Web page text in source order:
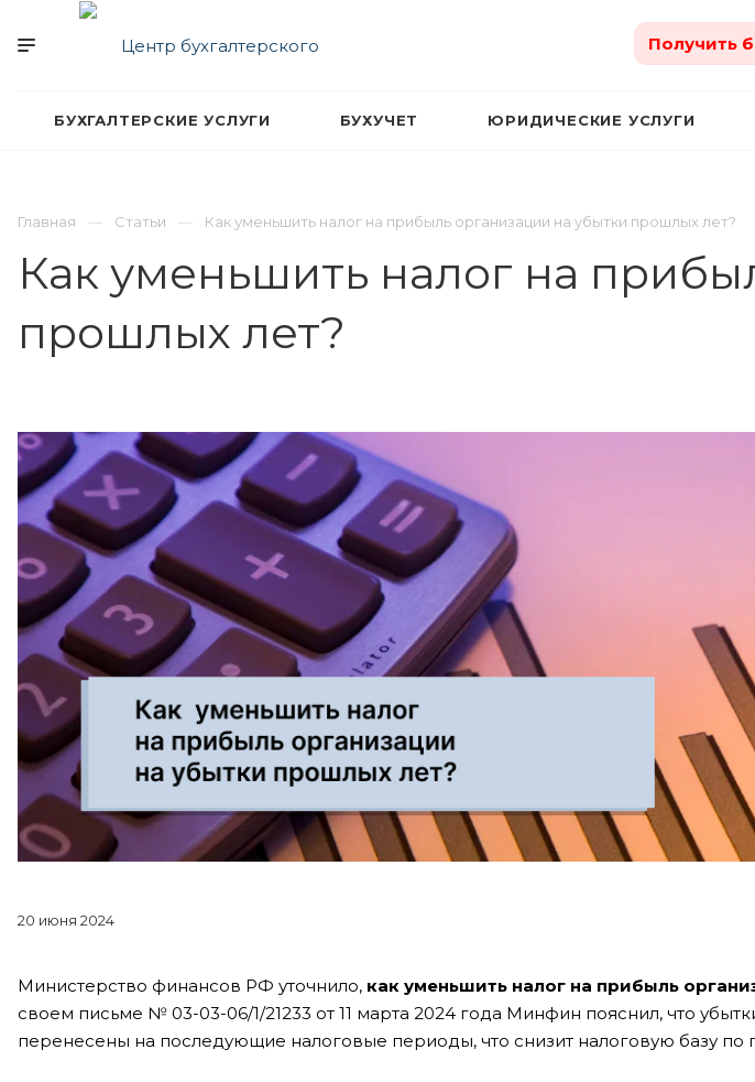
Получить
БУХГАЛТЕРСКИЕ УСЛУГИ БУХУЧЕТ ЮРИДИЧЕСКИЕ УСЛУГИ
Главная Статьи Как уменьшить налог на прибыль организации на убытки прошлых лет?
Как уменьшить налог на
прошлых лет?
20 июня 2024
Министерство финансов РФ уточнило, как уменьшить налог на прибыль
своем письме № 03-03-06/1/21233 от 11 марта 2024 года Минфин пояснил, что
перенесены на последующие налоговые периоды, что снизит налоговую базу по